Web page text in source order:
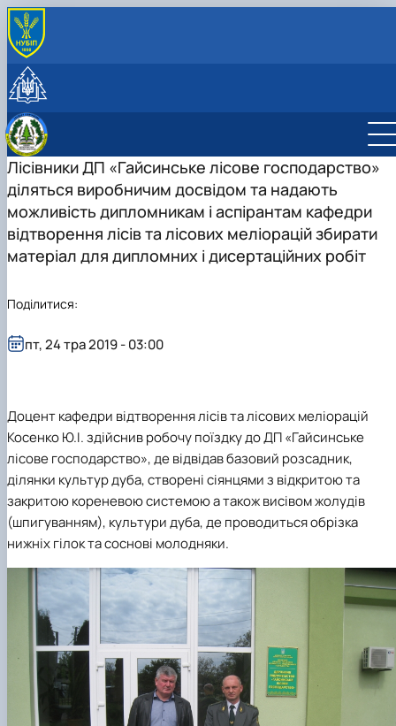
ПРО КАФЕДРУ
Робочі програми 2025
Бакалавр
Тематика робіт
НАУКОВА ДІЯЛЬНІСТЬ
Публікації
Підручники, навчальні посібники, монографії
Студентські наукові гуртки
Відтворення лісів та деревного
розсадництва
Лісомеліорація і ландшафтознавство
МІЖНАРОДНА ДІЯЛЬНІСТЬ
СПІВПРАЦЯ ТА ПОСЛУГИ
Дорадчо-консультативні послуги
Вирощування садивного матеріалу
Сертифікатні програми
Співпраця
Лісівники ДП «Гайсинське лісове господарство»
діляться виробничим досвідом та надають
можливість дипломникам і аспірантам кафедри
відтворення лісів та лісових меліорацій збирати
матеріал для дипломних і дисертаційних робіт
Доцент кафедри відтворення лісів та лісових меліорацій
Косенко Ю.І. здійснив робочу поїздку до ДП «Гайсинське
лісове господарство», де відвідав базовий розсадник,
ділянки культур дуба, створені сіянцями з відкритою та
закритою кореневою системою а також висівом жолудів
(шпигуванням), культури дуба, де проводиться обрізка
нижніх гілок та соснові молодняки.
пт, 24 тра 2019 - 03:00
Поділитися: